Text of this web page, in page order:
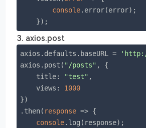
console.error(error);
    });
axios.post
axios.defaults.baseURL =
axios.post( "/posts" , {
title: "test" ,
views : 1000
})
.then( response => {
console.log(response);